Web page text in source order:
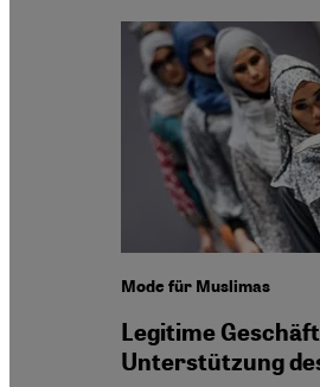
Mode für Muslimas
Legitime
Unterstützung